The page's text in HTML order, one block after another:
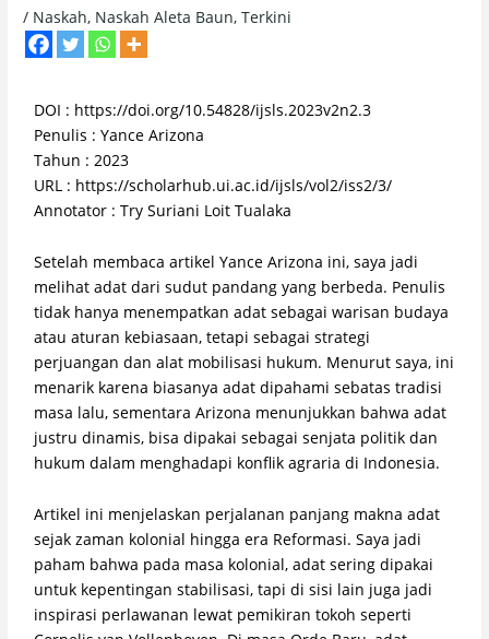
/ Naskah, Naskah Aleta Baun,Terkini
DOI : https://doi.org/10.54828/ijsls.2023v2n2.3
Penulis : Yance Arizona
Tahun : 2023
URL : https://scholarhub.ui.ac.id/ijsls/vol2/iss2/3/
Annotator : Try Suriani Loit Tualaka
Setelah membaca artikel Yance Arizona ini, saya jadi
melihat adat dari sudut pandang yang berbeda. Penulis
tidak hanya menempatkan adat sebagai warisan budaya
atau aturan kebiasaan, tetapi sebagai strategi
perjuangan dan alat mobilisasi hukum. Menurut saya, ini
menarik karena biasanya adat dipahami sebatas tradisi
masa lalu, sementara Arizona menunjukkan bahwa adat
justru dinamis, bisa dipakai sebagai senjata politik dan
hukum dalam menghadapi konflik agraria di Indonesia.
Artikel ini menjelaskan perjalanan panjang makna adat
sejak zaman kolonial hingga era Reformasi. Saya jadi
paham bahwa pada masa kolonial, adat sering dipakai
untuk kepentingan stabilisasi, tapi di sisi lain juga jadi
inspirasi perlawanan lewat pemikiran tokoh seperti